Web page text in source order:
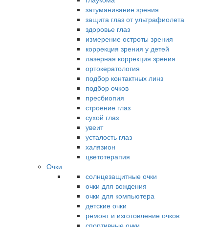
затуманивание зрения
защита глаз от ультрафиолета
здоровье глаз
измерение остроты зрения
коррекция зрения у детей
лазерная коррекция зрения
ортокератология
подбор контактных линз
подбор очков
пресбиопия
строение глаз
сухой глаз
увеит
усталость глаз
халязион
цветотерапия
Очки
солнцезащитные очки
очки для вождения
очки для компьютера
детские очки
ремонт и изготовление очков